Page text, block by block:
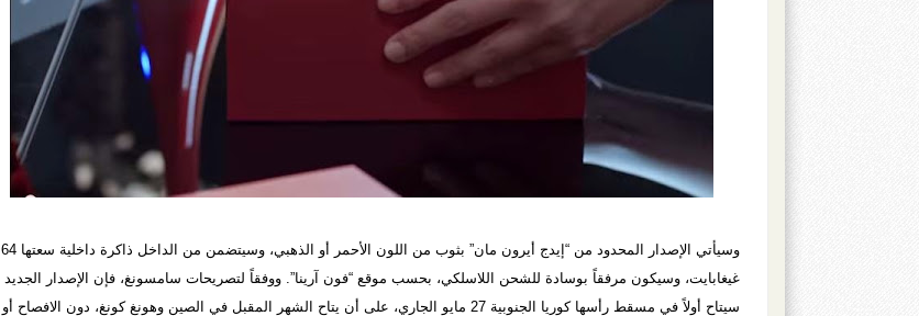
وسيأتي الإصدار المحدود من “إيدج أيرون مان” بثوب من اللون الأحمر أو الذهبي، وسيتضمن من الداخل ذاكرة داخلية سعتها 64
غيغابايت، وسيكون مرفقاً بوسادة للشحن اللاسلكي، بحسب موقع “فون آرينا”. ووفقاً لتصريحات سامسونغ، فإن الإصدار الجديد
سيتاح أولاً في مسقط رأسها كوريا الجنوبية 27 مايو الجاري، على أن يتاح الشهر المقبل في الصين وهونغ كونغ، دون الافصاح أو